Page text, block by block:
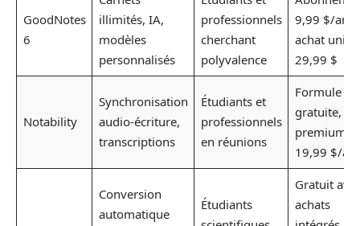
GoodNotes
6
illimités, IA,
modèles
personnalisés
professionnels
cherchant
polyvalence
9,99 $/an
achat
29,99 $
Notability
Synchronisation
audio-écriture,
transcriptions
Étudiants et
professionnels
en réunions
Formule
gratuite,
premium à
19,99 $/an
Conversion
automatique
Étudiants
Gratuit
achats